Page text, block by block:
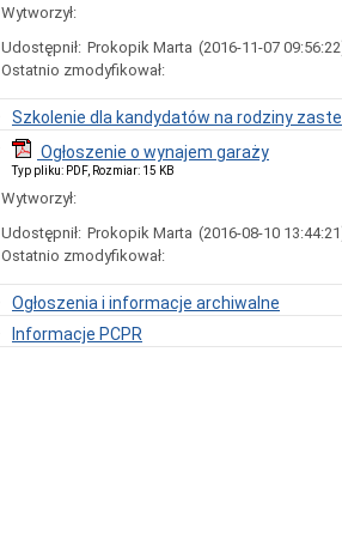
Wytworzył:
Udostępnił: Prokopik Marta (2016-11-07
Ostatnio zmodyfikował:
Szkolenie dla kandydatów na rodziny
Ogłoszenie o wynajem garaży
Typ pliku: PDF, Rozmiar: 15 KB
Wytworzył:
Udostępnił: Prokopik Marta (2016-08-10
Ostatnio zmodyfikował:
Ogłoszenia i informacje archiwalne
Informacje PCPR